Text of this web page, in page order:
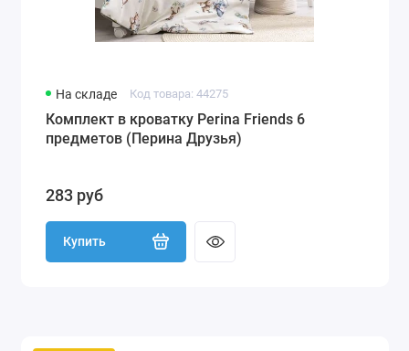
На складе Код товара: 44275
Комплект в кроватку Perina Friends 6
предметов (Перина Друзья)
283 руб
Купить